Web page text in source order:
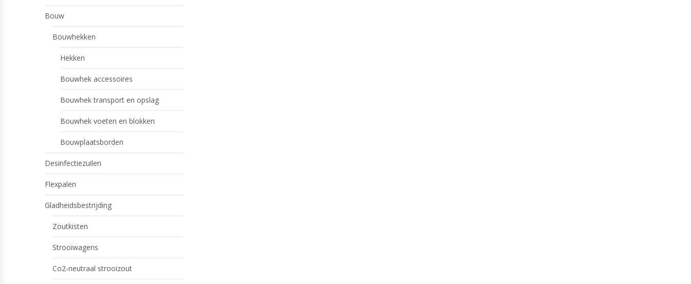
Bouw
Bouwhekken
Hekken
Bouwhek accessoires
Bouwhek transport en opslag
Bouwhek voeten en blokken
Bouwplaatsborden
Desinfectiezuilen
Flexpalen
Gladheidsbestrijding
Zoutkisten
Strooiwagens
Co2-neutraal strooizout